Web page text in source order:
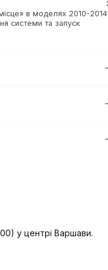
в моделях 2010-2014
системи та запуск
у центрі Варшави.